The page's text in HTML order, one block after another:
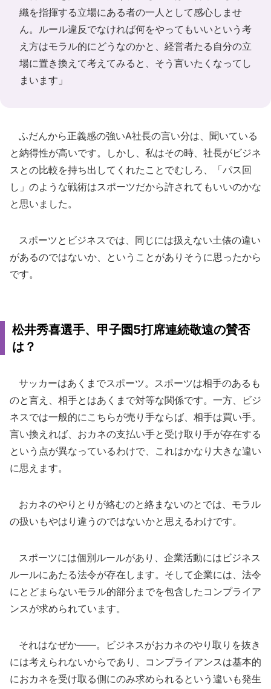
織を指揮する立場にある者の一人として感心しませ
ん。ルール違反でなければ何をやってもいいという考
え方はモラル的にどうなのかと、経営者たる自分の立
場に置き換えて考えてみると、そう言いたくなってし
まいます」
ふだんから正義感の強いA社長の言い分は、聞いている
と納得性が高いです。しかし、私はその時、社長がビジネ
スとの比較を持ち出してくれたことでむしろ、「パス回
し」のような戦術はスポーツだから許されてもいいのかな
と思いました。
スポーツとビジネスでは、同じには扱えない土俵の違い
があるのではないか、ということがありそうに思ったから
です。
松井秀喜選手、甲子園5打席連続敬遠の賛否
は？
サッカーはあくまでスポーツ。スポーツは相手のあるも
のと言え、相手とはあくまで対等な関係です。一方、ビジ
ネスでは一般的にこちらが売り手ならば、相手は買い手。
言い換えれば、おカネの支払い手と受け取り手が存在する
という点が異なっているわけで、これはかなり大きな違い
に思えます。
おカネのやりとりが絡むのと絡まないのとでは、モラル
の扱いもやはり違うのではないかと思えるわけです。
スポーツには個別ルールがあり、企業活動にはビジネス
ルールにあたる法令が存在します。そして企業には、法令
にとどまらないモラル的部分までを包含したコンプライア
ンスが求められています。
それはなぜか――。ビジネスがおカネのやり取りを抜き
には考えられないからであり、コンプライアンスは基本的
におカネを受け取る側にのみ求められるという違いも発生